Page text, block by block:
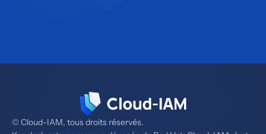
© Cloud-IAM, tous droits réservés.